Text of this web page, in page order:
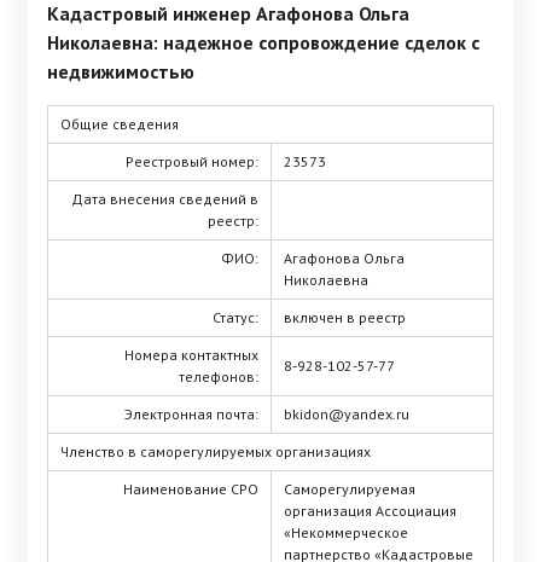
Кадастровый инженер Агафонова Ольга
Николаевна: надежное сопровождение сделок с
недвижимостью
Общие сведения
Реестровый номер: 23573
Дата внесения сведений в
реестр:
ФИО:
Агафонова Ольга
Николаевна
Статус: включен в реестр
Номера контактных
телефонов:
8-928-102-57-77
Электронная почта: bkidon@yandex.ru
Членство в саморегулируемых организациях
Наименование СРО
Саморегулируемая
организация Ассоциация
«Некоммерческое
партнерство «Кадастровые